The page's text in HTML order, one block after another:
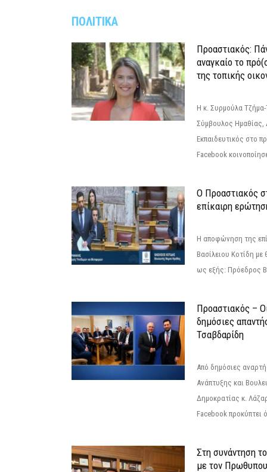
ΠΟΛΙΤΙΚΑ
Προαστιακός:
αναγκαίο το
της τοπικής
Η κ. Συρμούλα
Σύμβουλος Ημαθίας,
Εκπαιδευτικός στο
Facebook
Ο Προαστιακός
επίκαιρη
Η αποφώνηση της
Βασίλειου Κοτίδη με
ως εξής: Πρόεδρος
Προαστιακός –
δημόσιες
Τσαβδαρίδη
Από δημόσιες
Ανάπτυξης και
Δημοκρατίας κ.
Facebook προκύπτει
Στη συνάντηση
με τον